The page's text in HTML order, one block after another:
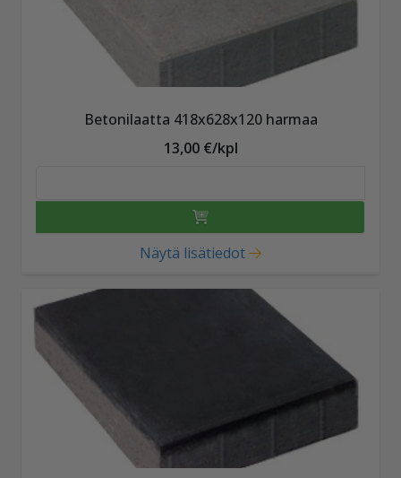
Betonilaatta 418x628x120 harmaa
13,00 €/kpl
Näytä lisätiedot